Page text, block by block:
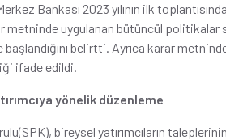
Bankası 2023 yılının ilk
metninde uygulanan bütüncül
belirtti. Ayrıca karar
ifade edildi.
yönelik düzenleme
bireysel yatırımcıların